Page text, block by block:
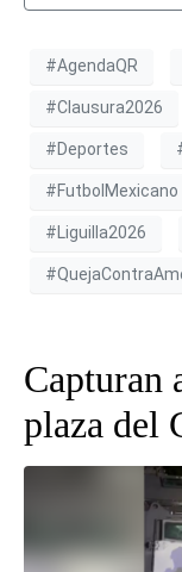
#AgendaQR
#Clausura2026
#Deportes
#FutbolMexicano
#Liguilla2026
Capturan
plaza del